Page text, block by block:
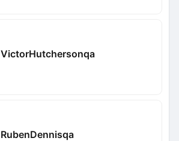
VictorHutchersonqa
RubenDennisqa